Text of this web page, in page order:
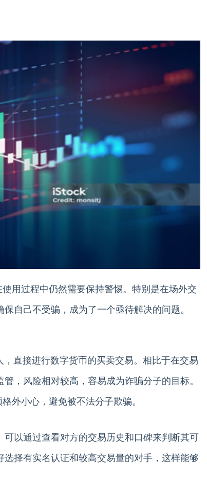
用过程中仍然需要保持警惕。特别是在场外交
自己不受骗，成为了一个亟待解决的问题。
直接进行数字货币的买卖交易。相比于在交易
，风险相对较高，容易成为诈骗分子的目标。
外小心，避免被不法分子欺骗。
以通过查看对方的交易历史和口碑来判断其可
择有实名认证和较高交易量的对手，这样能够